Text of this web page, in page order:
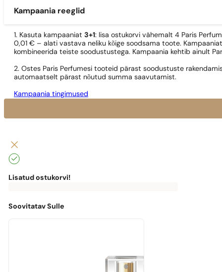
Kampaania reeglid
1. Kasuta kampaaniat 3+1: lisa ostukorvi vähemalt 4 Paris
0,01 € – alati vastava neliku kõige soodsama toote.
kombineerida teiste soodustustega. Kampaania kehtib ainult
2. Ostes Paris Perfumesi tooteid pärast soodustuste
automaatselt pärast nõutud summa saavutamist.
Kampaania tingimused
Lisatud ostukorvi!
puudu
0,00€
Soovitatav Sulle